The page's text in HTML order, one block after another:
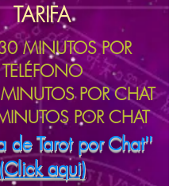
TARIFA
MINUTOS POR
TELÉFONO
POR CHAT
POR CHAT
de Tarot por Chat''
aqui)